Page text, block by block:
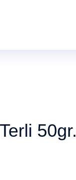
50gr.